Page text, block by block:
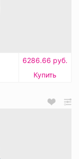
6286.66 руб.
Купить